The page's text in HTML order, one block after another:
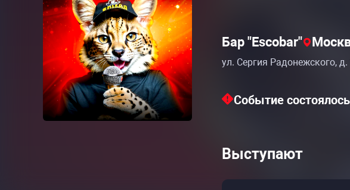
Бар "Escobar"
ул. Сергия Радонежского, д.
Событие состоялось
Выступают